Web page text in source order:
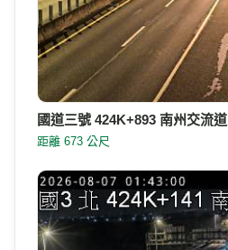
國道三號 424K+893 南州交流道
距離 673 公尺